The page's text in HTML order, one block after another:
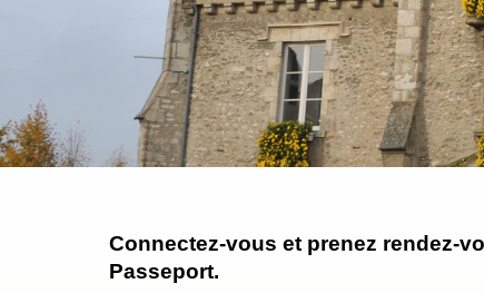
Connectez-vous et prenez rendez-
Passeport.